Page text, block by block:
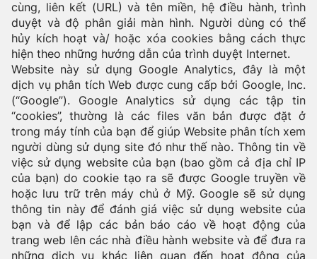
cùng, liên kết (URL) và tên miền, hệ điều hành, trình
duyệt và độ phân giải màn hình. Người dùng có thể
hủy kích hoạt và/ hoặc xóa cookies bằng cách thực
hiện theo những hướng dẫn của trình duyệt Internet.
Website này sử dụng Google Analytics, đây là một
dịch vụ phân tích Web được cung cấp bởi Google, Inc.
(“Google”). Google Analytics sử dụng các tập tin
“cookies”, thường là các files văn bản được đặt ở
trong máy tính của bạn để giúp Website phân tích xem
người dùng sử dụng site đó như thế nào. Thông tin về
việc sử dụng website của bạn (bao gồm cả địa chỉ IP
của bạn) do cookie tạo ra sẽ được Google truyền về
hoặc lưu trữ trên máy chủ ở Mỹ. Google sẽ sử dụng
thông tin này để đánh giá việc sử dụng website của
bạn và để lập các bản báo cáo về hoạt động của
trang web lên các nhà điều hành website và để đưa ra
những dịch vụ khác liên quan đến hoạt động của